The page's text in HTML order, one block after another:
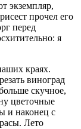
экземпляр,
прочел его
перед
я
краях.
виноград
скучное,
цветочные
и наконец с
Лето